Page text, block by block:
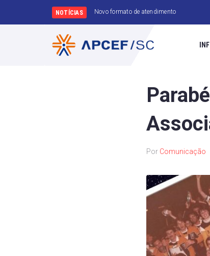
NOTÍCIAS Convênio FarmaS
Por Comunicação